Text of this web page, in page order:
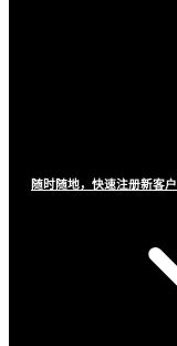
随时随地，快速注册新客户